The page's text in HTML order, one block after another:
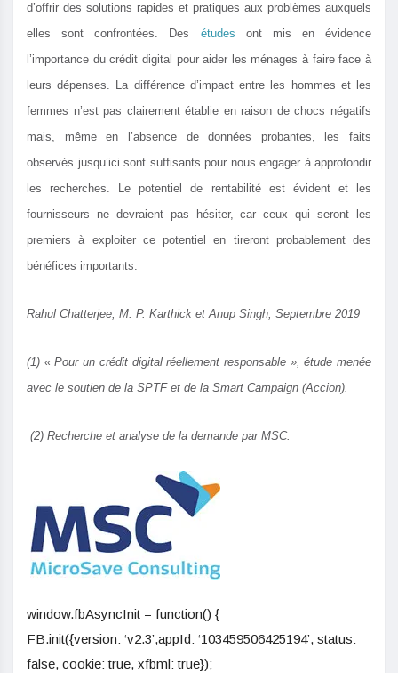
d’offrir des solutions rapides et pratiques aux problèmes auxquels
elles sont confrontées. Des études ont mis en évidence
l’importance du crédit digital pour aider les ménages à faire face à
leurs dépenses. La différence d’impact entre les hommes et les
femmes n’est pas clairement établie en raison de chocs négatifs
mais, même en l’absence de données probantes, les faits
observés jusqu’ici sont suffisants pour nous engager à approfondir
les recherches. Le potentiel de rentabilité est évident et les
fournisseurs ne devraient pas hésiter, car ceux qui seront les
premiers à exploiter ce potentiel en tireront probablement des
bénéfices importants.
Rahul Chatterjee, M. P. Karthick et Anup Singh, Septembre 2019
(1) « Pour un crédit digital réellement responsable », étude menée
avec le soutien de la SPTF et de la Smart Campaign (Accion).
(2) Recherche et analyse de la demande par MSC.
window.fbAsyncInit = function() {
FB.init({version: ‘v2.3’,appId: ‘103459506425194’, status:
false, cookie: true, xfbml: true});